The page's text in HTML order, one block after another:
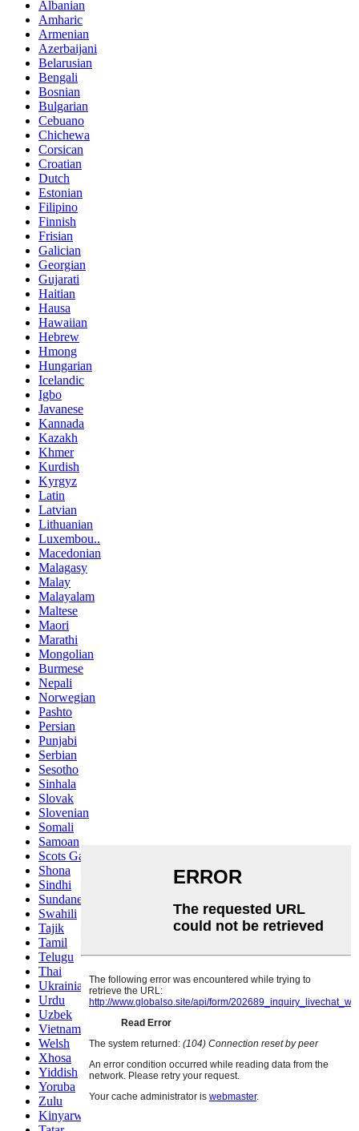
Albanian
Amharic
Armenian
Azerbaijani
Belarusian
Bengali
Bosnian
Bulgarian
Cebuano
Chichewa
Corsican
Croatian
Dutch
Estonian
Filipino
Finnish
Frisian
Galician
Georgian
Gujarati
Haitian
Hausa
Hawaiian
Hebrew
Hmong
Hungarian
Icelandic
Igbo
Javanese
Kannada
Kazakh
Khmer
Kurdish
Kyrgyz
Latin
Latvian
Lithuanian
Luxembou..
Macedonian
Malagasy
Malay
Malayalam
Maltese
Maori
Marathi
Mongolian
Burmese
Nepali
Norwegian
Pashto
Persian
Punjabi
Serbian
Sesotho
Sinhala
Slovak
Slovenian
Somali
Samoan
Scots Gaelic
Shona
Sindhi
Sundanese
Swahili
Tajik
Tamil
Telugu
Thai
Ukrainian
Urdu
Uzbek
Vietnamese
Welsh
Xhosa
Yiddish
Yoruba
Zulu
Kinyarwanda